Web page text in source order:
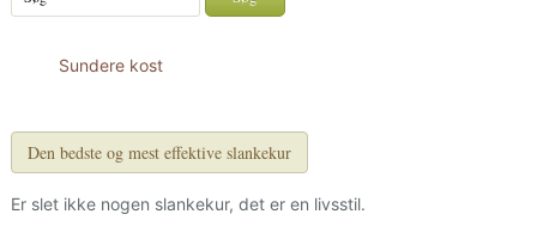
Sundere kost
Den bedste og mest effektive slankekur
Er slet ikke nogen slankekur, det er en livsstil.